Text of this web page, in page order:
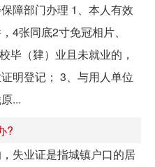
障部门办理 1、本人有效
4张同底2寸免冠相片、
毕（肄）业且未就业的，
明登记； 3、与用人单位
...
?
失业证是指城镇户口的居